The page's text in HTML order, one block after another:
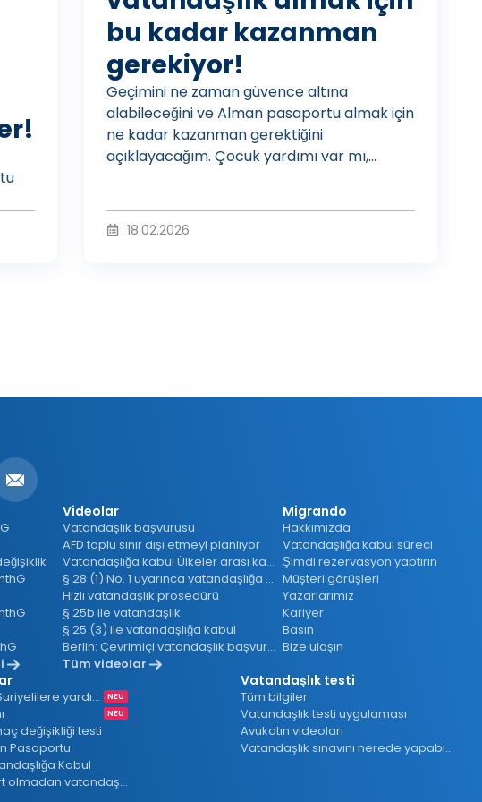
o
O
y
t
bu kadar kazanman
gerekiyor!
Geçimini ne zaman güvence altına
alabileceğini ve Alman pasaportu almak için
ne kadar kazanman gerektiğini
açıklayacağım. Çocuk yardımı var mı,...
18.02.2026
Videolar
Vatandaşlık başvurusu
AFD toplu sınır dışı etmeyi planlıyor
Vatandaşlığa kabul Ülkeler arası karşılaştırma
§ 28 (1) No. 1 uyarınca vatandaşlığa kabul
Hızlı vatandaşlık prosedürü
§ 25b ile vatandaşlık
§ 25 (3) ile vatandaşlığa kabul
Berlin: Çevrimiçi vatandaşlık başvurusu
Tüm videolar
Migrando
Hakkımızda
Vatandaşlığa kabul süreci
Şimdi rezervasyon yaptırın
Müşteri görüşleri
Yazarlarımız
Kariyer
Basın
Bize ulaşın
Almanya'daki Suriyelilere yardım
değişikliği testi
Pasaportu
Kabul
Ulusal pasaport olmadan vatandaşlık
Vatandaşlık testi
Tüm bilgiler
Vatandaşlık testi uygulaması
Avukatın videoları
Vatandaşlık sınavını nerede yapabilirim?